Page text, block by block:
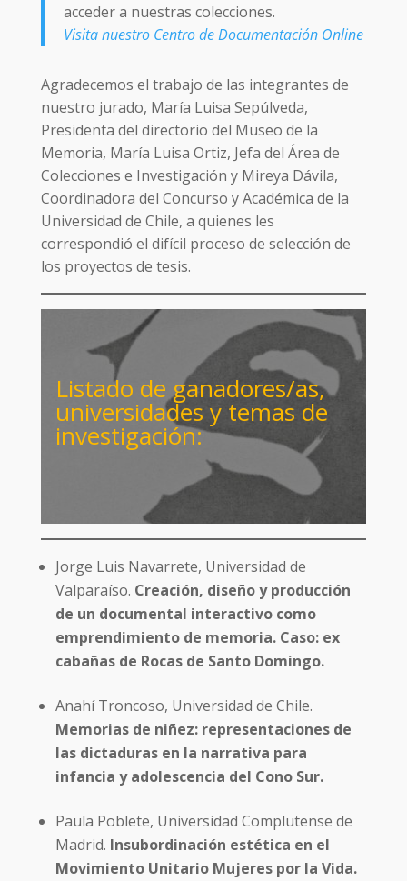
acceder a nuestras colecciones.
Visita nuestro Centro de Documentación Online
Agradecemos el trabajo de las integrantes de
nuestro jurado, María Luisa Sepúlveda,
Presidenta del directorio del Museo de la
Memoria, María Luisa Ortiz, Jefa del Área de
Colecciones e Investigación y Mireya Dávila,
Coordinadora del Concurso y Académica de la
Universidad de Chile, a quienes les
correspondió el difícil proceso de selección de
los proyectos de tesis.
Listado de ganadores/as,
universidades y temas de
investigación:
Jorge Luis Navarrete, Universidad de
Valparaíso. Creación, diseño y producción
de un documental interactivo como
emprendimiento de memoria. Caso: ex
cabañas de Rocas de Santo Domingo.
Anahí Troncoso, Universidad de Chile.
Memorias de niñez: representaciones de
las dictaduras en la narrativa para
infancia y adolescencia del Cono Sur.
Paula Poblete, Universidad Complutense de
Madrid. Insubordinación estética en el
Movimiento Unitario Mujeres por la Vida.